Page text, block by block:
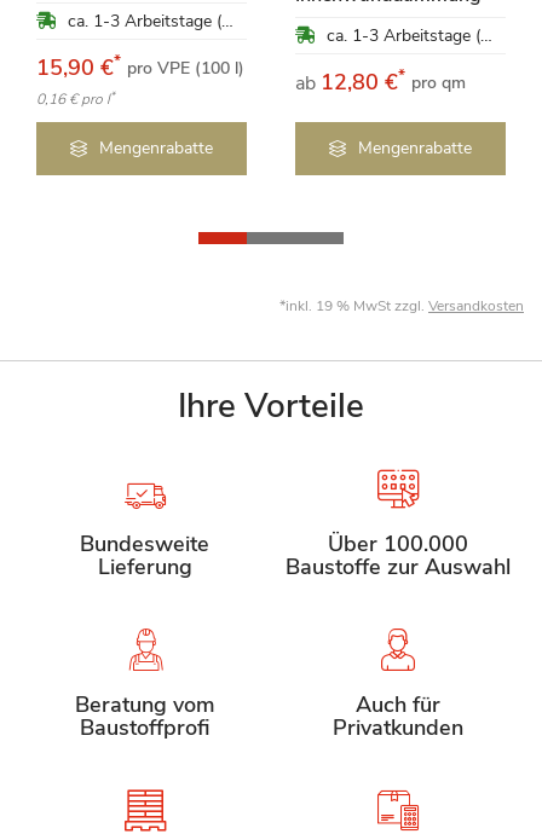
ca. 1-3 Arbeitstage (Mo-Fr)
15,90 €* pro VPE (100 l)
0,16 €pro l*
Mengenrabatte
ca. 1-3 Arbeitstage (Mo-Fr)
ab 12,80 €* pro qm
Mengenrabatte
*inkl. 19 % MwSt zzgl. Versandkosten
Ihre Vorteile
Bundesweite
Lieferung
Über 100.000
Baustoffe zur Auswahl
Beratung vom
Baustoffprofi
Auch für
Privatkunden